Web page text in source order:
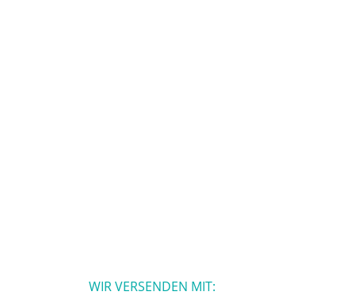
WIR VERSENDEN MIT: